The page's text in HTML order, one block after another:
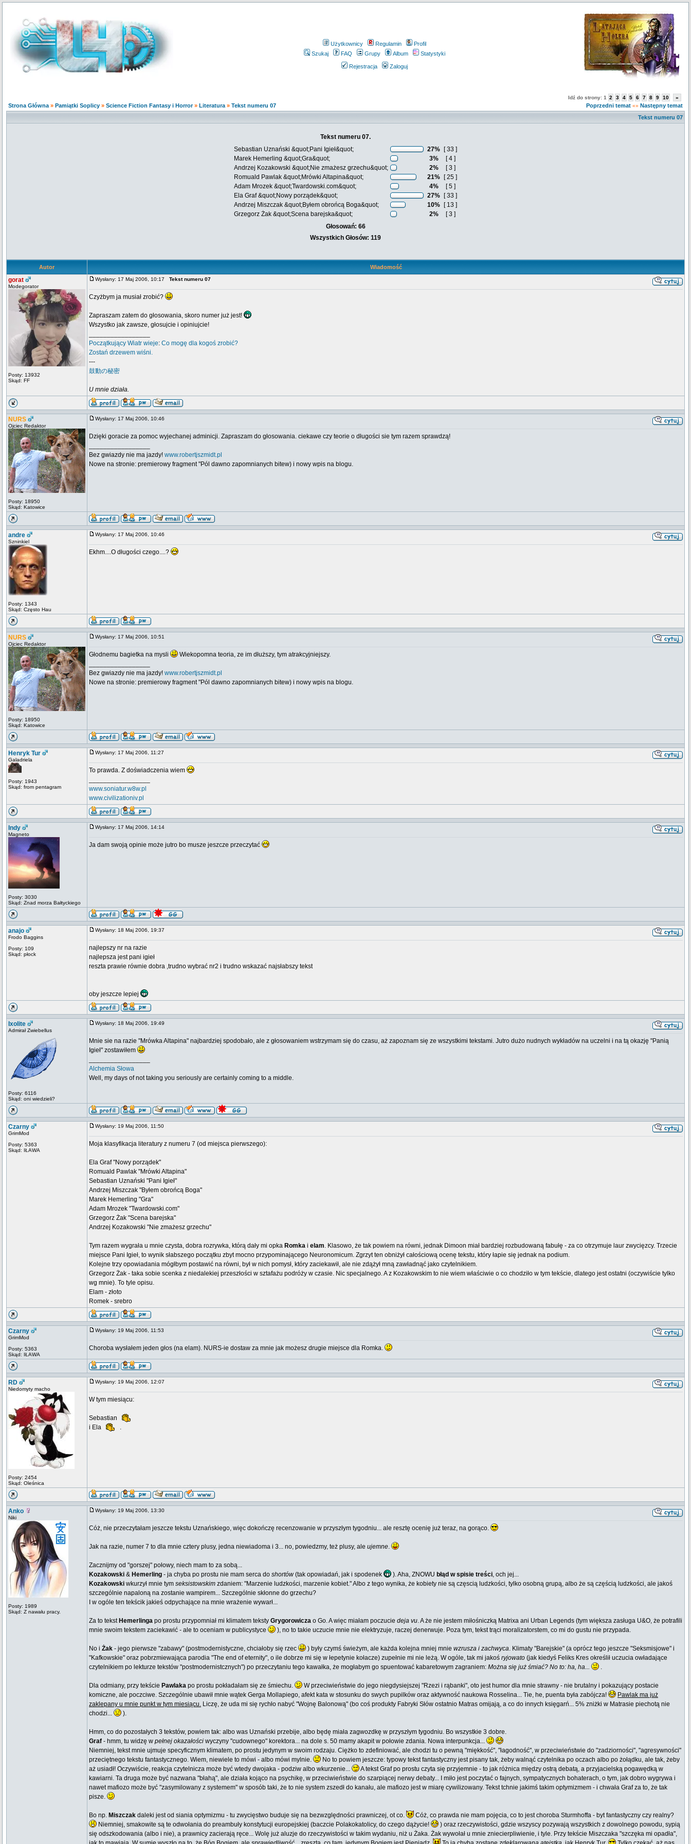
Użytkownicy Regulamin
Profil
Szukaj
FAQ Grupy Album Statystyki
Rejestracja Zaloguj
Strona Główna » Pamiątki Soplicy » Science Fiction Fantasy i Horror» Literatura » Tekst numeru 07
Idź do strony: 1 2 3 4 5 6 7 8 9 10 »
Poprzedni temat «» Następny temat
Tekst numeru 07
Tekst numeru 07.
Sebastian Uznański &quot;Pani Igieł&quot;
27%
[ 33 ]
Marek Hemerling &quot;Gra&quot;
3%
[ 4 ]
Andrzej Kozakowski &quot;Nie zmażesz grzechu&quot;
2%
[ 3 ]
Romuald Pawlak &quot;Mrówki Altapina&quot;
21%
[ 25 ]
Adam Mrozek &quot;Twardowski.com&quot;
4%
[ 5 ]
Ela Graf &quot;Nowy porządek&quot;
27%
[ 33 ]
Andrzej Miszczak &quot;Byłem obrońcą Boga&quot;
10%
[ 13 ]
Grzegorz Żak &quot;Scena barejska&quot;
2%
[ 3 ]
Głosowań: 66
Wszystkich Głosów: 119
Autor Wiadomość
gorat
Modegorator
Posty: 13932
Skąd: FF
Wysłany: 17 Maj 2006, 10:17 Tekst numeru 07
Czyżbym ja musiał zrobić?
Zapraszam zatem do głosowania, skoro numer już jest!
Wszystko jak zawsze, głosujcie i opiniujcie!
Początkujący Wiatr wieje: Co mogę dla kogoś zrobić?
Zostań drzewem wiśni.
---
鼓動の秘密
U mnie działa.
NURS
Ojciec Redaktor
Posty: 18950
Skąd: Katowice
Wysłany: 17 Maj 2006, 10:46
Dzięki goracie za pomoc wyjechanej adminicji. Zapraszam do głosowania. ciekawe czy teorie o długości sie tym razem sprawdzą!
Bez gwiazdy nie ma jazdy! www.robertjszmidt.pl
Nowe na stronie: premierowy fragment "Pól dawno zapomnianych bitew) i nowy wpis na blogu.
andre
Szninkiel
Posty: 1343
Skąd: Często Hau
Wysłany: 17 Maj 2006, 10:46
Ekhm....O długości czego....?
NURS
Ojciec Redaktor
Posty: 18950
Skąd: Katowice
Wysłany: 17 Maj 2006, 10:51
Głodnemu bagietka na mysli
Wiekopomna teoria, ze im dłuższy, tym atrakcyjniejszy.
Bez gwiazdy nie ma jazdy! www.robertjszmidt.pl
Nowe na stronie: premierowy fragment "Pól dawno zapomnianych bitew) i nowy wpis na blogu.
Henryk Tur
Galadriela
Posty: 1943
Skąd: from pentagram
Wysłany: 17 Maj 2006, 11:27
To prawda. Z doświadczenia wiem
www.soniatur.w8w.pl
www.civilizationiv.pl
Indy
Magneto
Posty: 3030
Skąd: Znad morza Bałtyckiego
Wysłany: 17 Maj 2006, 14:14
Ja dam swoją opinie może jutro bo musze jeszcze przeczytać
anajo
Frodo Baggins
Posty: 109
Skąd: płock
Wysłany: 18 Maj 2006, 19:37
najlepszy nr na razie
najlepsza jest pani igieł
reszta prawie równie dobra ,trudno wybrać nr2 i trudno wskazać najsłabszy tekst
oby jeszcze lepiej
Ixolite
Admirał Zwiebellus
Posty: 6116
Skąd: oni wiedzieli?
Wysłany: 18 Maj 2006, 19:49
Mnie sie na razie "Mrówka Altapina" najbardziej spodobało, ale z głosowaniem wstrzymam się do czasu, aż zapoznam się ze wszystkimi tekstami. Jutro dużo nudnych wykładów na uczelni i na tą okazję "Panią
Igieł" zostawiłem
Alchemia Słowa
Well, my days of not taking you seriously are certainly coming to a middle.
Czarny
GrimMod
Posty: 5363
Skąd: IŁAWA
Wysłany: 19 Maj 2006, 11:50
Moja klasyfikacja literatury z numeru 7 (od miejsca pierwszego):
Ela Graf "Nowy porządek"
Romuald Pawlak "Mrówki Altapina"
Sebastian Uznański "Pani Igieł"
Andrzej Miszczak "Byłem obrońcą Boga"
Marek Hemerling "Gra"
Adam Mrozek "Twardowski.com"
Grzegorz Żak "Scena barejska"
Andrzej Kozakowski "Nie zmażesz grzechu"
Tym razem wygrała u mnie czysta, dobra rozrywka, którą dały mi opka Romka i elam. Klasowo, że tak powiem na równi, jednak Dimoon miał bardziej rozbudowaną fabułę - za co otrzymuje laur zwycięzcy. Trzecie
miejsce Pani Igieł, to wynik słabszego początku zbyt mocno przypominającego Neuronomicum. Zgrzyt ten obniżył całościową ocenę tekstu, który łapie się jednak na podium.
Kolejne trzy opowiadania mógłbym postawić na równi, był w nich pomysł, który zaciekawił, ale nie zdążył mną zawładnąć jako czytelnikiem.
Grzegorz Żak - taka sobie scenka z niedalekiej przeszłości w sztafażu podróży w czasie. Nic specjalnego. A z Kozakowskim to nie wiem właściwie o co chodziło w tym tekście, dlatego jest ostatni (oczywiście tylko
wg mnie). To tyle opisu.
Elam - złoto
Romek - srebro
Czarny
GrimMod
Posty: 5363
Skąd: IŁAWA
Wysłany: 19 Maj 2006, 11:53
Choroba wysłałem jeden głos (na elam). NURS-ie dostaw za mnie jak możesz drugie miejsce dla Romka.
RD
Niedomyty macho
Posty: 2454
Skąd: Oleśnica
Wysłany: 19 Maj 2006, 12:07
W tym miesiącu:
Sebastian
i Ela
.
Anko
Niki
Posty: 1989
Skąd: Z nawału pracy.
Wysłany: 19 Maj 2006, 13:30
Cóż, nie przeczytałam jeszcze tekstu Uznańskiego, więc dokończę recenzowanie w przyszłym tygodniu... ale resztę ocenię już teraz, na gorąco.
Jak na razie, numer 7 to dla mnie cztery plusy, jedna niewiadoma i 3... no, powiedzmy, też plusy, ale ujemne.
Zacznijmy od "gorszej" połowy, niech mam to za sobą...
Kozakowski & Hemerling - ja chyba po prostu nie mam serca do shortów(tak opowiadań, jak i spodenek ). Aha, ZNOWU błąd w spisie treści, och jej...
Kozakowski wkurzył mnie tym seksistowskim zdaniem: "Marzenie ludzkości, marzenie kobiet." Albo z tego wynika, że kobiety nie są częscią ludzkości, tylko osobną grupą, albo że są częścią ludzkości, ale jakoś
szczególnie napaloną na zostanie wampirem... Szczególnie skłonne do grzechu?
I w ogóle ten tekścik jakieś odpychające na mnie wrażenie wywarł...
Za to tekst Hemerlinga po prostu przypomniał mi klimatem teksty Grygorowicza o Go. A więc miałam poczucie deja vu. A że nie jestem miłośniczką Matrixa ani Urban Legends (tym większa zasługa U&O, że potrafili
mnie swoim tekstem zaciekawić - ale to oceniam w publicystyce
), no to takie uczucie mnie nie elektryzuje, raczej denerwuje. Poza tym, tekst trąci moralizatorstem, co mi do gustu nie przypada.
No i Żak - jego pierwsze "zabawy" (postmodernistyczne, chciałoby się rzec ) były czymś świeżym, ale każda kolejna mniej mnie wzrusza i zachwyca. Klimaty "Barejskie" (a oprócz tego jeszcze "Seksmisjowe" i
"Kafkowskie" oraz pobrzmiewająca parodia "The end of eternity", o ile dobrze mi się w łepetynie kołacze) zupełnie mi nie leżą. W ogóle, tak mi jakoś ryjowato (jak kiedyś Feliks Kres określił uczucia owładające
czytelnikiem po lekturze tekstów "postmodernistcznych") po przeczytaniu tego kawałka, że mogłabym go spuentować kabaretowym zagraniem: Można się już śmiać? No to: ha, ha... .
Dla odmiany, przy tekście Pawlaka po prostu pokładałam się ze śmiechu.
W przeciwieństwie do jego niegdysiejszej "Rzezi i rąbanki", oto jest humor dla mnie strawny - nie brutalny i pokazujący postacie
komiczne, ale poczciwe. Szczególnie ubawił mnie wątek Gerga Mollapiego, afekt kata w stosunku do swych pupilków oraz aktywność naukowa Rosselina... Tie, he, puenta była zabójcza!
Pawlak ma już
zaklepany u mnie punkt w tym miesiącu. Liczę, że uda mi się rychło nabyć "Wojnę Balonową" (bo coś produkty Fabryki Słów ostatnio Matras omijają, a co do innych księgarń... 5% zniżki w Matrasie piechotą nie
chodzi...
).
Hmm, co do pozostałych 3 tekstów, powiem tak: albo was Uznański przebije, albo będę miała zagwozdkę w przyszłym tygodniu. Bo wszystkie 3 dobre.
Graf - hmm, tu widzę w pełnej okazałości wyczyny "cudownego" korektora... na dole s. 50 mamy akapit w połowie zdania. Nowa interpunkcja...
Niemniej, tekst mnie ujmuje specyficznym klimatem, po prostu jedynym w swoim rodzaju. Ciężko to zdefiniować, ale chodzi tu o pewną "miękkość", "łagodność", w przeciwieństwie do "zadziorności", "agresywności"
przeciętnego tekstu fantastycznego. Wiem, niewiele to mówi - albo mówi mylnie.
No to powiem jeszcze: typowy tekst fantastyczny jest pisany tak, żeby walnąć czytelnika po oczach albo po żołądku, ale tak, żeby
aż usiadł! Oczywiście, reakcja czytelnicza może być wtedy dwojaka - podziw albo wkurzenie...
A tekst Graf po prostu czyta się przyjemnie - to jak różnica między ostrą debatą, a przyjacielską pogawędką w
kawiarni. Ta druga może być nazwana "błahą", ale działa kojąco na psychikę, w przeciwieństwie do szarpiącej nerwy debaty... I miło jest poczytać o fajnych, sympatycznych bohaterach, o tym, jak dobro wygrywa i
nawet mafiozo może być "zasymilowany z systemem" w sposób taki, że to nie system zszedł do kanału, ale mafiozo jest w miarę cywilizowany. Tekst tchnie jakimś takim optymizmem - i chwała Graf za to, że tak
pisze.
Bo np. Miszczak daleki jest od siania optymizmu - tu zwycięstwo buduje się na bezwzględności prawniczej, ot co.
Cóż, co prawda nie mam pojęcia, co to jest choroba Sturmhoffa - byt fantastyczny czy realny?
Niemniej, smakowite są te odwołania do preambuły konstytucji europejskiej (baczcie Polakokatolicy, do czego dążycie!
) oraz rzeczywistości, gdzie wszyscy pozywają wszystkich z dowolnego powodu, sypią
się odszkodowania (albo i nie), a prawnicy zacierają ręce... Wolę już aluzje do rzeczywistości w takim wydaniu, niż u Żaka. Żak wywołał u mnie zniecierpliwienie, i tyle. Przy tekście Miszczaka "szczęka mi opadła",